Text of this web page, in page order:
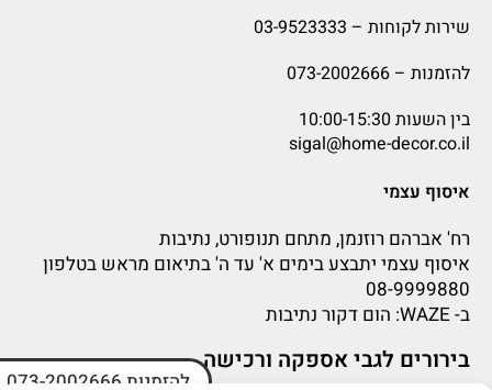
להזמנות 073-2002666
שירות לקוחות – 03-9523333
להזמנות – 073-2002666
בין השעות 10:00-15:30
sigal@home-decor.co.il
איסוף עצמי
רח' אברהם רוזנמן, מתחם תנופורט, נתיבות
איסוף עצמי יתבצע בימים א' עד ה' בתיאום מראש בטלפון
08-9999880
ב- WAZE: הום דקור נתיבות
בירורים לגבי אספקה ורכישה